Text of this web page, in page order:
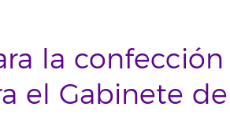
la confección
el Gabinete de